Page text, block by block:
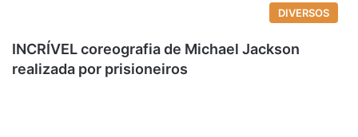
DIVERSOS
INCRÍVEL coreografia de Michael Jackson
realizada por prisioneiros